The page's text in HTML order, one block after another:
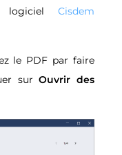
logiciel Cisdem
le PDF par faire
surOuvrir des